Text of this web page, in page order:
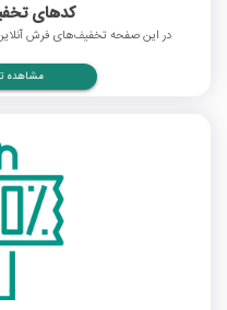
کدهای
در این صفحه تخفیف‌های فرش
مشاهده